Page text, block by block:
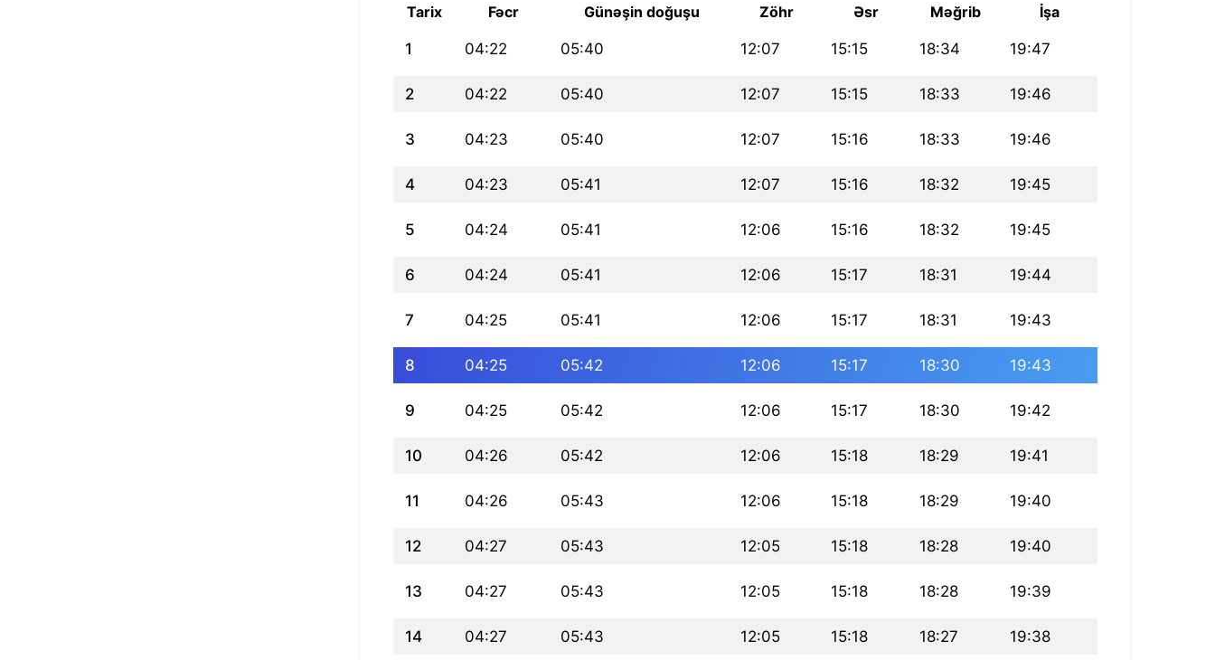
Tarix Fəcr Günəşin doğuşu Zöhr Əsr Məğrib İşa
1 04:22 05:40 12:07 15:15 18:34 19:47
2 04:22 05:40 12:07 15:15 18:33 19:46
3 04:23 05:40 12:07 15:16 18:33 19:46
4 04:23 05:41 12:07 15:16 18:32 19:45
5 04:24 05:41 12:06 15:16 18:32 19:45
6 04:24 05:41 12:06 15:17 18:31 19:44
7 04:25 05:41 12:06 15:17 18:31 19:43
8 04:25 05:42 12:06 15:17 18:30 19:43
9 04:25 05:42 12:06 15:17 18:30 19:42
10 04:26 05:42 12:06 15:18 18:29 19:41
11 04:26 05:43 12:06 15:18 18:29 19:40
12 04:27 05:43 12:05 15:18 18:28 19:40
13 04:27 05:43 12:05 15:18 18:28 19:39
14 04:27 05:43 12:05 15:18 18:27 19:38